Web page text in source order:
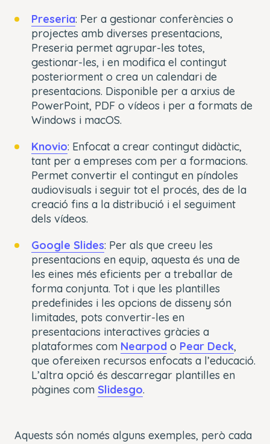
Preseria: Per a gestionar conferències o
projectes amb diverses presentacions,
Preseria permet agrupar-les totes,
gestionar-les, i en modifica el contingut
posteriorment o crea un calendari de
presentacions. Disponible per a arxius de
PowerPoint, PDF o vídeos i per a formats de
Windows i macOS.
Knovio: Enfocat a crear contingut didàctic,
tant per a empreses com per a formacions.
Permet convertir el contingut en píndoles
audiovisuals i seguir tot el procés, des de la
creació fins a la distribució i el seguiment
dels vídeos.
Google Slides: Per als que creeu les
presentacions en equip, aquesta és una de
les eines més eficients per a treballar de
forma conjunta. Tot i que les plantilles
predefinides i les opcions de disseny són
limitades, pots convertir-les en
presentacions interactives gràcies a
plataformes com Nearpod o Pear Deck,
que ofereixen recursos enfocats a l’educació.
L’altra opció és descarregar plantilles en
pàgines com Slidesgo.
Aquests són només alguns exemples, però cada